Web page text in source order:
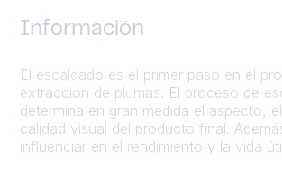
Información
El escaldado es el primer paso en el
extracción de plumas. El proceso de
determina en gran medida el aspecto,
calidad visual del producto final.
influenciar en el rendimiento y la vida